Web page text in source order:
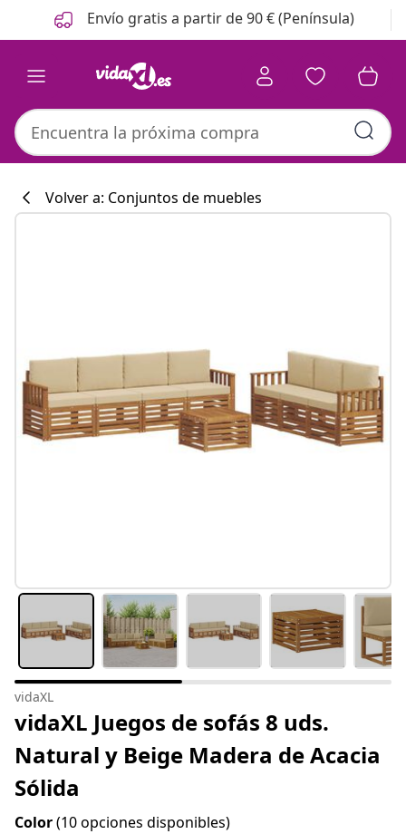
Anterior
Siguiente Envío gratis a partir de 90 € (Península)
#sharemevidaxl
Volver a: Conjuntos de muebles
vidaXL
vidaXL Juegos de sofás 8 uds.
Natural y Beige Madera de Acacia
Sólida
Color(10 opciones disponibles)